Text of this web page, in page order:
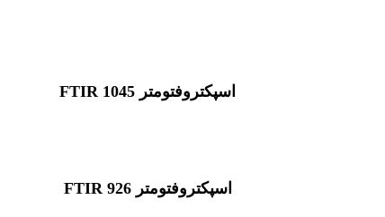
اسپکتروفتومتر FTIR 1045
اسپکتروفتومتر FTIR 926